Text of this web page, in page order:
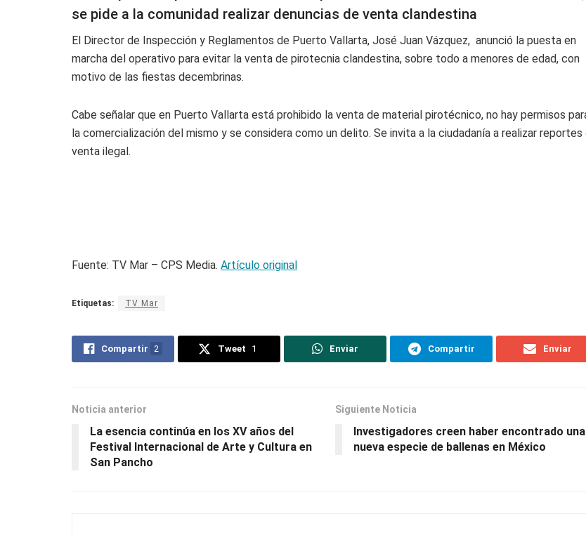
se pide a la comunidad realizar denuncias de venta clandestina
El Director de Inspección y Reglamentos de Puerto Vallarta, José Juan Vázquez, anunció la puesta en
marcha del operativo para evitar la venta de pirotecnia clandestina, sobre todo a menores de edad, con
motivo de las fiestas decembrinas.
Cabe señalar que en Puerto Vallarta está prohibido la venta de material pirotécnico, no hay permisos
la comercialización del mismo y se considera como un delito. Se invita a la ciudadanía a realizar reportes
venta ilegal.
Fuente: TV Mar – CPS Media. Artículo original
Etiquetas: TV Mar
Compartir 2 Tweet 1 Enviar Compartir Enviar
Noticia anterior
La esencia continúa en los XV años del
Festival Internacional de Arte y Cultura en
San Pancho
Siguiente Noticia
Investigadores creen haber encontrado una
nueva especie de ballenas en México